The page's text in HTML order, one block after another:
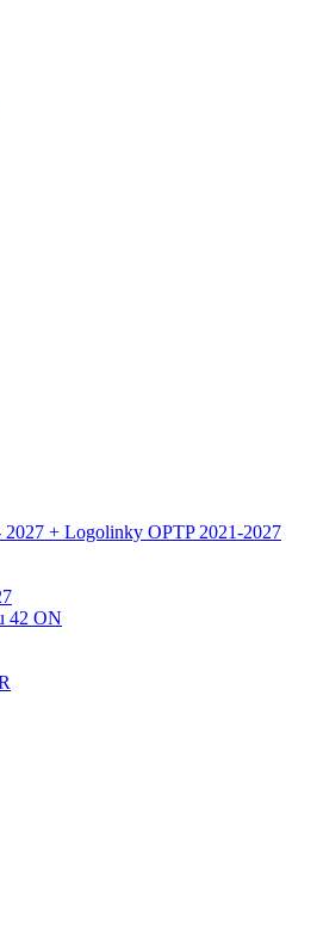
2027 + Logolinky OPTP 2021-2027
42 ON